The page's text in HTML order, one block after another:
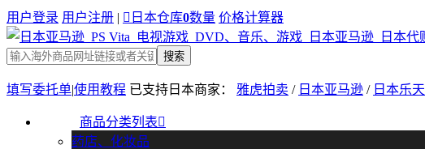
用户登录 用户注册 |  日本仓库0数量 价格计算器
搜索
填写委托单|使用教程 已支持日本商家： 雅虎拍卖 / 日本亚马逊 / 日本乐天
商品分类列表
药店、化妆品